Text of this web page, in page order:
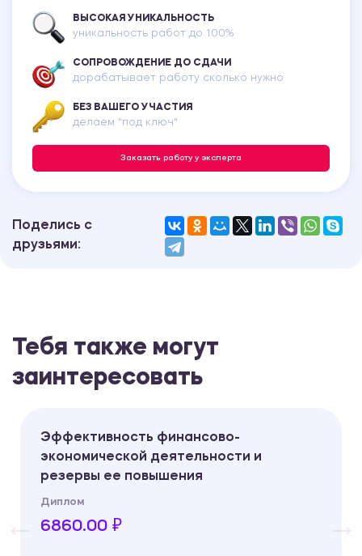
ВЫСОКАЯ УНИКАЛЬНОСТЬ
уникальность работ до 100%
СОПРОВОЖДЕНИЕ ДО СДАЧИ
дорабатывает работу сколько нужно
БЕЗ ВАШЕГО УЧАСТИЯ
делаем "под ключ"
Заказать работу у эксперта
Поделись с
друзьями:
Тебя также могут
заинтересовать
финансово-
деятельности и
ее повышения
₽